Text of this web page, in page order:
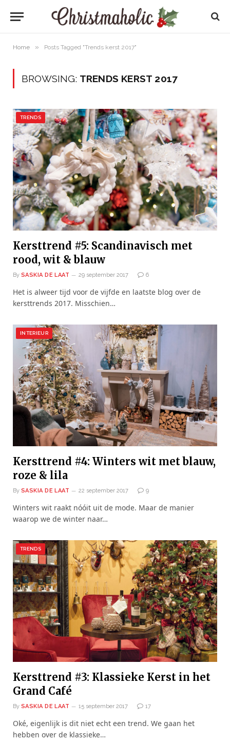
Home » Posts Tagged "Trends kerst 2017"
BROWSING: TRENDS KERST 2017
TRENDS
Kersttrend #5: Scandinavisch met
rood, wit & blauw
By SASKIA DE LAAT 29 september 2017 6
Het is alweer tijd voor de vijfde en laatste blog over de
kersttrends 2017. Misschien…
INTERIEUR
Kersttrend #4: Winters wit met blauw,
roze & lila
By SASKIA DE LAAT 22 september 2017 9
Winters wit raakt nóóit uit de mode. Maar de manier
waarop we de winter naar…
TRENDS
Kersttrend #3: Klassieke Kerst in het
Grand Café
By SASKIA DE LAAT 15 september 2017 17
Oké, eigenlijk is dit niet echt een trend. We gaan het
hebben over de klassieke…